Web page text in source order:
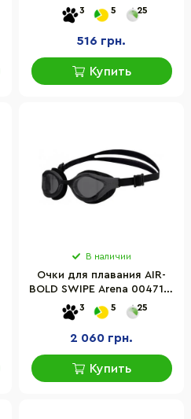
синий, прозрачный, OSFM
3 5 25
516 грн.
Купить
В наличии
Очки для плавания AIR-
BOLD SWIPE Arena 004714-
102 черный дымчатый,
OSFM
3 5 25
2 060 грн.
Купить